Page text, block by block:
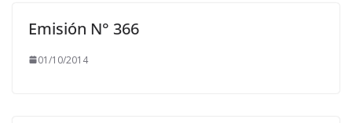
Emisión N° 366
01/10/2014